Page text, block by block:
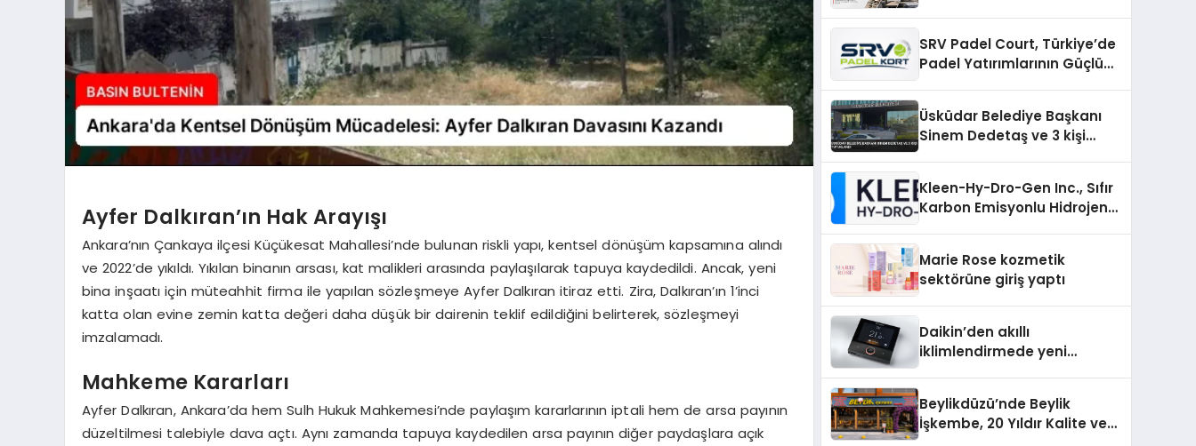
Ayfer Dalkıran’ın Hak Arayışı
Ankara’nın Çankaya ilçesi Küçükesat Mahallesi’nde bulunan riskli yapı, kentsel dönüşüm kapsamına alındı
ve 2022’de yıkıldı. Yıkılan binanın arsası, kat malikleri arasında paylaşılarak tapuya kaydedildi. Ancak, yeni
bina inşaatı için müteahhit firma ile yapılan sözleşmeye Ayfer Dalkıran itiraz etti. Zira, Dalkıran’ın 1’inci
katta olan evine zemin katta değeri daha düşük bir dairenin teklif edildiğini belirterek, sözleşmeyi
imzalamadı.
Mahkeme Kararları
Ayfer Dalkıran, Ankara’da hem Sulh Hukuk Mahkemesi’nde paylaşım kararlarının iptali hem de arsa payının
düzeltilmesi talebiyle dava açtı. Aynı zamanda tapuya kaydedilen arsa payının diğer paydaşlara açık
SRV Padel Court, Türkiye’de
Padel Yatırımlarının Güçlü
Üsküdar Belediye Başkanı
Sinem Dedetaş ve 3 kişi
Kleen-Hy-Dro-Gen Inc., Sıfır
Karbon Emisyonlu Hidrojen
Aldı
Marie Rose kozmetik
sektörüne giriş yaptı
Daikin’den akıllı
iklimlendirmede yeni
Beylikdüzü’nde Beylik
İşkembe, 20 Yıldır Kalite ve